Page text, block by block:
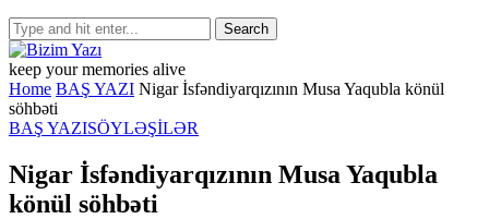
keep your memories alive
Home BAŞ YAZI Nigar İsfəndiyarqızının Musa Yaqubla könül
söhbəti
BAŞ YAZISÖYLƏŞİLƏR
Nigar İsfəndiyarqızının Musa Yaqubla
könül söhbəti